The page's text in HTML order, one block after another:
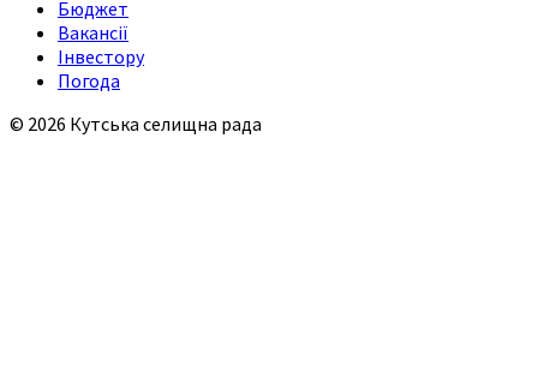
Бюджет
Вакансії
Інвестору
Погода
© 2026 Кутська селищна рада